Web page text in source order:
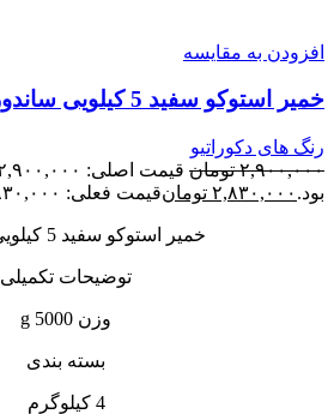
افزودن به مقایسه
خمیر استوکو سفید 5 کیلویی ساندورا
رنگ های دکوراتیو
۲,۹۰۰,۰۰۰ تومان
بود. ۲,۸۳۰,۰۰۰ تومانقیمت فعلی: ۲,۸۳۰,۰۰۰ تومان.
خمیر استوکو سفید 5 کیلویی ساندورا
توضیحات تکمیلی
وزن 5000 g
بسته بندی
4 کیلوگرم